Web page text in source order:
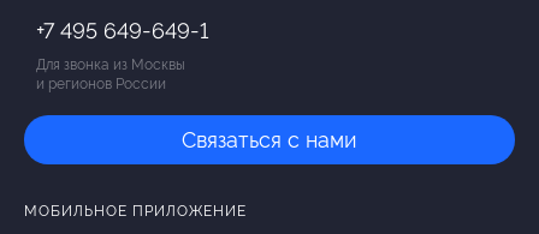
+7 495 649-649-1
Для звонка из Москвы
и регионов России
Связаться с нами
МОБИЛЬНОЕ ПРИЛОЖЕНИЕ